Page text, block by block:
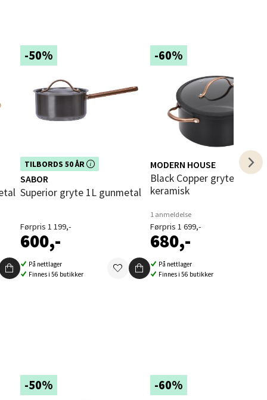
-50%
TILBORDS 50 ÅR
Dette produktet er inkludert i vår
kampanje. Benytt deg av rabatten i
dag!
SABOR
Superior gryte 1L gunmetal
Førpris 1 199,-
600,-
På nettlager
Finnes i 56 butikker
-60%
MODERN HOUSE
Black Copper gryte 4,5L
keramisk
1 anmeldelse
Førpris 1 699,-
680,-
På nettlager
Finnes i 56 butikker
-50% -60%